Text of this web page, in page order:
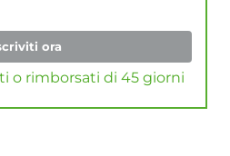
ora
o rimborsati di 45 giorni